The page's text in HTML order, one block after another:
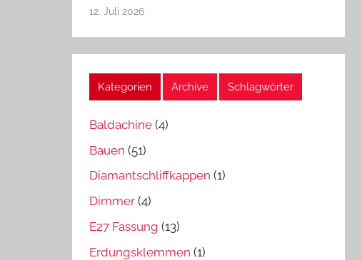
12. Juli 2026
Kategorien Archive Schlagwörter
Baldachine (4)
Bauen (51)
Diamantschliffkappen (1)
Dimmer (4)
E27 Fassung (13)
Erdungsklemmen (1)